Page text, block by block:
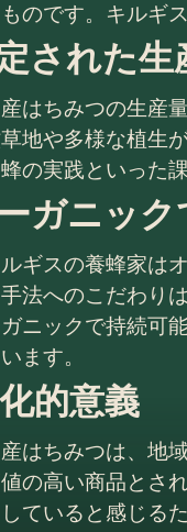
のです。キルギ
された生
はちみつの生産
地や多様な植生
の実践といった
ガニッ
ギスの養蜂家は
法へのこだわり
ニックで持続可
ます。
的意義
はちみつは、地
の高い商品とさ
ていると感じる